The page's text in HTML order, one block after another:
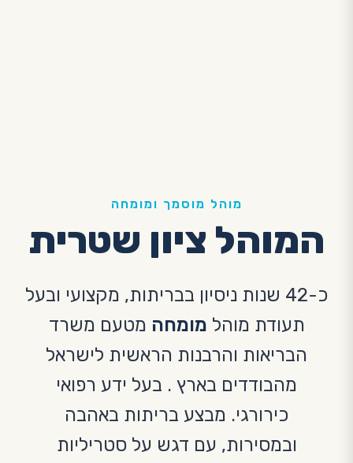
מוהל מוסמך ומומחה
המוהל ציון שטרית
כ-42 שנות ניסיון בבריתות, מקצועי ובעל
תעודת מוהל מומחה מטעם משרד
הבריאות והרבנות הראשית לישראל
מהבודדים בארץ . בעל ידע רפואי
כירורגי. מבצע בריתות באהבה
ובמסירות, עם דגש על סטריליות